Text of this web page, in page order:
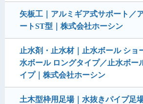
矢板工｜アルミギア式サポート／
ートST型｜株式会社ホーシン
止水剤・止水材｜止水ボール ショ
水ボール ロングタイプ／止水ボー
イプ｜株式会社ホーシン
土木型枠用足場｜水抜きパイプ足